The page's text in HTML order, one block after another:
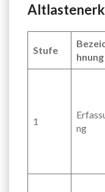
Stufe
hnung
1
ng